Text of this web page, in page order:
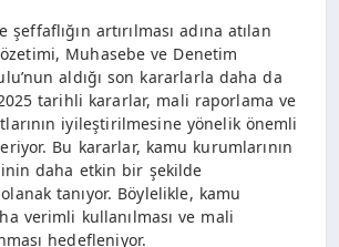
artırılması adına atılan
Muhasebe ve Denetim
aldığı son kararlarla daha da
tarihli kararlar, mali raporlama ve
iyileştirilmesine yönelik önemli
Bu kararlar, kamu kurumlarının
daha etkin bir şekilde
tanıyor. Böylelikle, kamu
verimli kullanılması ve mali
hedefleniyor.